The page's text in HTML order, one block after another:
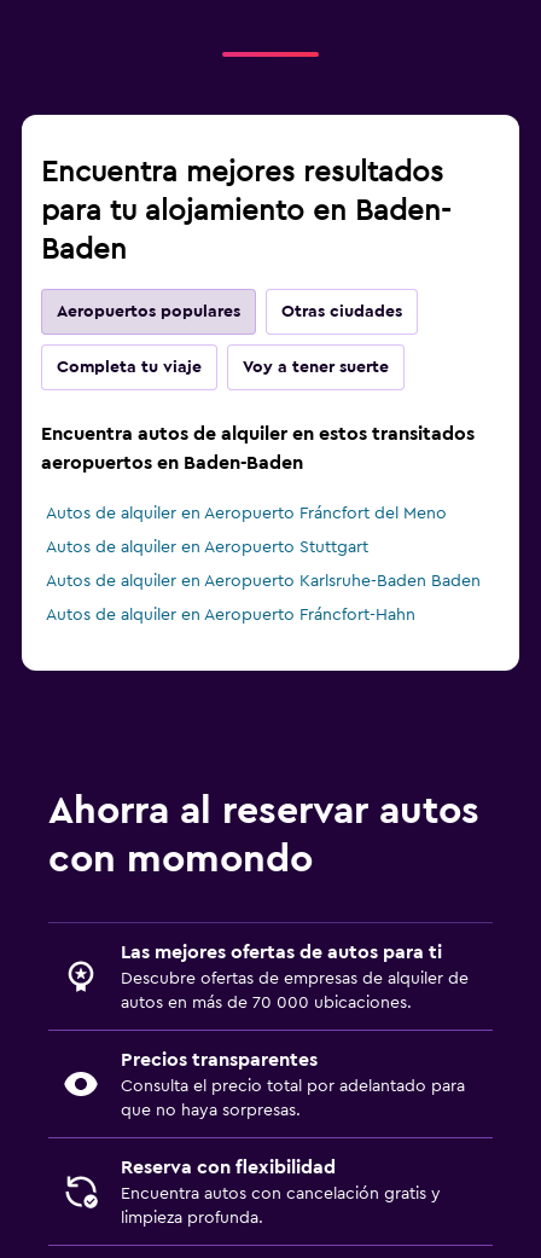
Encuentra mejores resultados
para tu alojamiento en Baden-
Baden
Aeropuertos populares Otras ciudades
Completa tu viaje Voy a tener suerte
Encuentra autos de alquiler en estos transitados
aeropuertos en Baden-Baden
Autos de alquiler en Aeropuerto Fráncfort del Meno
Autos de alquiler en Aeropuerto Stuttgart
Autos de alquiler en Aeropuerto Karlsruhe-Baden Baden
Autos de alquiler en Aeropuerto Fráncfort-Hahn
Ahorra al reservar autos
con momondo
Las mejores ofertas de autos para ti
Descubre ofertas de empresas de alquiler de
autos en más de 70 000 ubicaciones.
Precios transparentes
Consulta el precio total por adelantado para
que no haya sorpresas.
Reserva con flexibilidad
Encuentra autos con cancelación gratis y
limpieza profunda.